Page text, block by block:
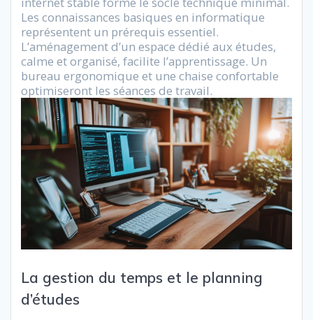
Les connaissances basiques en informatique
représentent un prérequis essentiel.
L’aménagement d’un espace dédié aux études,
calme et organisé, facilite l’apprentissage. Un
bureau ergonomique et une chaise confortable
optimiseront les séances de travail.
La gestion du temps et le planning
d’études